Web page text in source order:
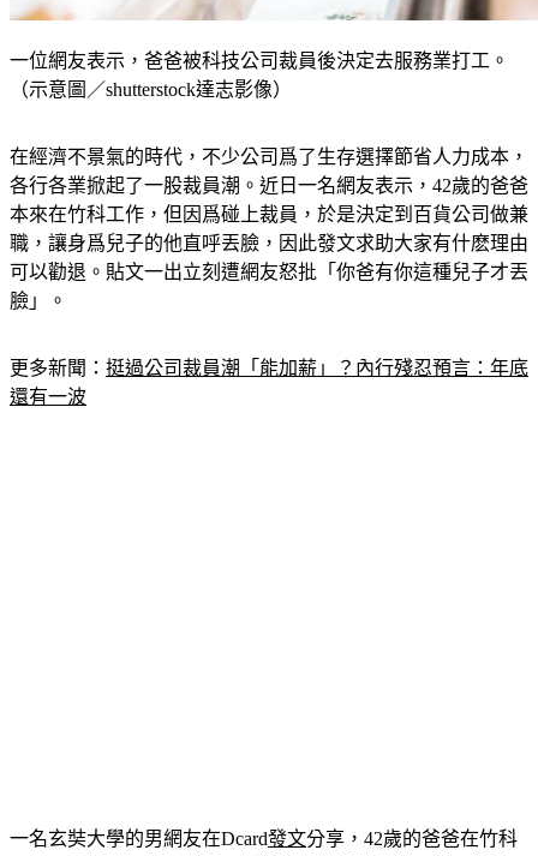
一位網友表示，爸爸被科技公司裁員後決定去服務業打工。
（示意圖／shutterstock達志影像）
在經濟不景氣的時代，不少公司爲了生存選擇節省人力成本，
各行各業掀起了一股裁員潮。近日一名網友表示，42歲的爸爸
本來在竹科工作，但因爲碰上裁員，於是決定到百貨公司做兼
職，讓身爲兒子的他直呼丟臉，因此發文求助大家有什麽理由
可以勸退。貼文一出立刻遭網友怒批「你爸有你這種兒子才丟
臉」。
更多新聞： 挺過公司裁員潮「能加薪」？內行殘忍預言：年底
還有一波
一名玄奘大學的男網友在Dcard發文分享，42歲的爸爸在竹科